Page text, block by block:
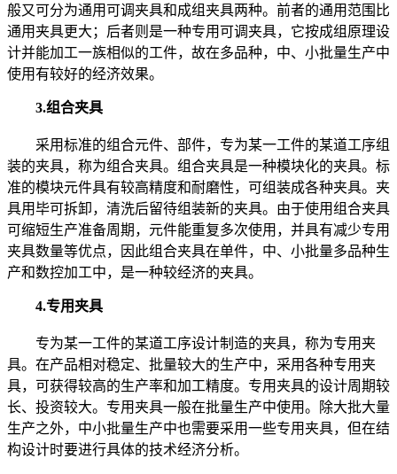
般又可分为通用可调夹具和成组夹具两种。前者的通用范围比
通用夹具更大；后者则是一种专用可调夹具，它按成组原理设
计并能加工一族相似的工件，故在多品种，中、小批量生产中
使用有较好的经济效果。
3.组合夹具
采用标准的组合元件、部件，专为某一工件的某道工序组
装的夹具，称为组合夹具。组合夹具是一种模块化的夹具。标
准的模块元件具有较高精度和耐磨性，可组装成各种夹具。夹
具用毕可拆卸，清洗后留待组装新的夹具。由于使用组合夹具
可缩短生产准备周期，元件能重复多次使用，并具有减少专用
夹具数量等优点，因此组合夹具在单件，中、小批量多品种生
产和数控加工中，是一种较经济的夹具。
4.专用夹具
专为某一工件的某道工序设计制造的夹具，称为专用夹
具。在产品相对稳定、批量较大的生产中，采用各种专用夹
具，可获得较高的生产率和加工精度。专用夹具的设计周期较
长、投资较大。专用夹具一般在批量生产中使用。除大批大量
生产之外，中小批量生产中也需要采用一些专用夹具，但在结
构设计时要进行具体的技术经济分析。